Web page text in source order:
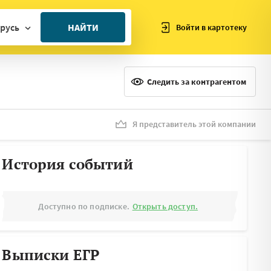
НАЙТИ Войти в картотеку
Следить за контрагентом
Я представитель этой компании
История событий
Доступно по подписке. Открыть доступ.
Выписки ЕГР